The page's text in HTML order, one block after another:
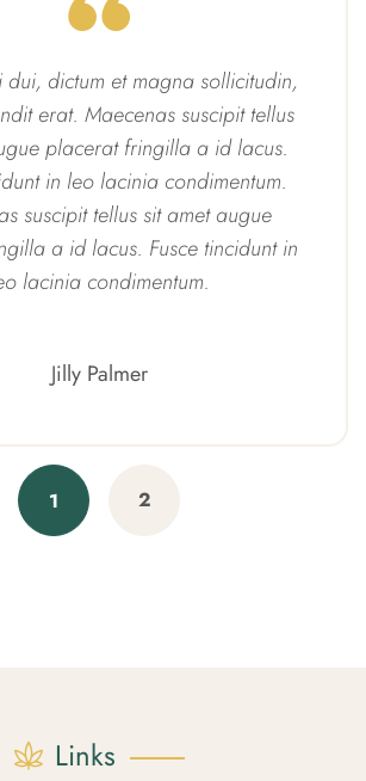
dictum et magna sollicitudin,
erat. Maecenas suscipit tellus
placerat fringilla a id lacus.
in leo lacinia condimentum.
suscipit tellus sit amet augue
a id lacus. Fusce tincidunt in
lacinia condimentum.
Jilly Palmer
1 2
Links